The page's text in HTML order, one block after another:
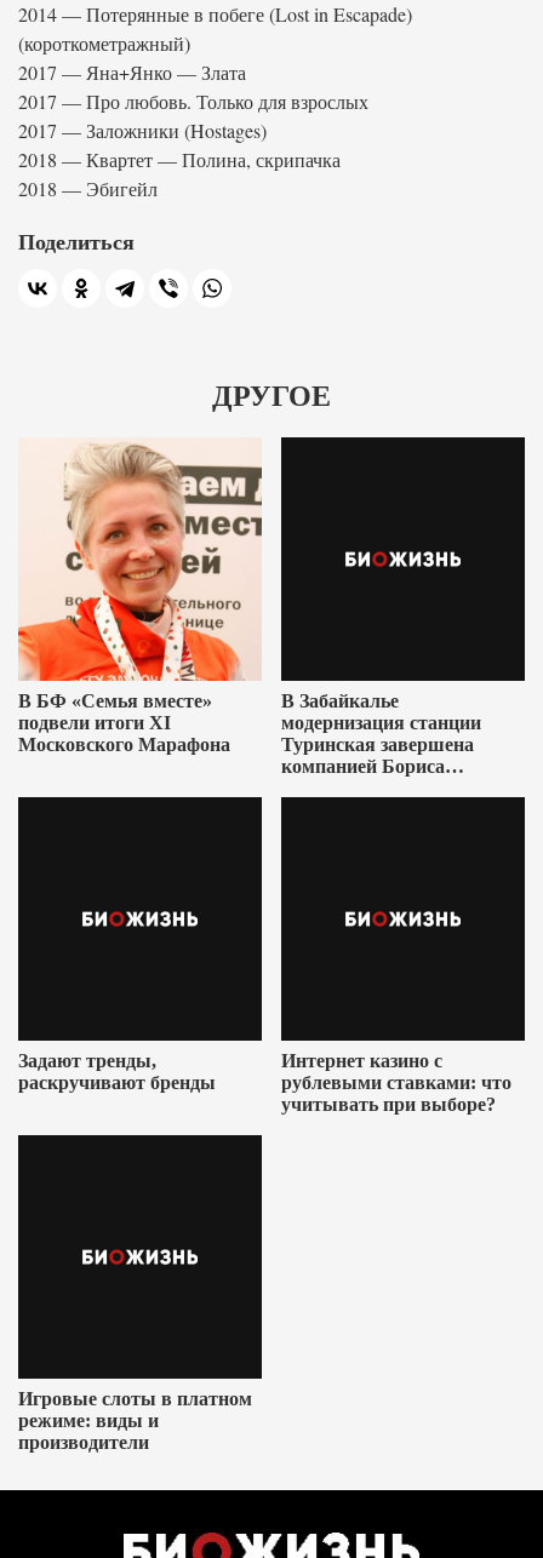
2014 — Потерянные в побеге (Lost in Escapade)
(короткометражный)
2017 — Яна+Янко — Злата
2017 — Про любовь. Только для взрослых
2017 — Заложники (Hostages)
2018 — Квартет — Полина, скрипачка
2018 — Эбигейл
Поделиться
ДРУГОЕ
В БФ «Семья вместе»
подвели итоги XI
Московского Марафона
В Забайкалье
модернизация станции
Туринская завершена
компанией Бориса
Задают тренды,
раскручивают бренды
Интернет казино с
рублевыми ставками: что
учитывать при выборе?
Игровые слоты в платном
режиме: виды и
производители